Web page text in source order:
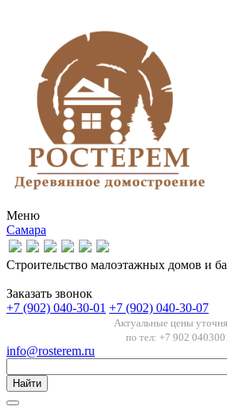
Меню
Самара
Строительство малоэтажных домов и
Заказать звонок
+7 (902) 040-30-01 +7 (902) 040-30-07
Актуальные цены
по тел: +7 902
info@rosterem.ru
Найти